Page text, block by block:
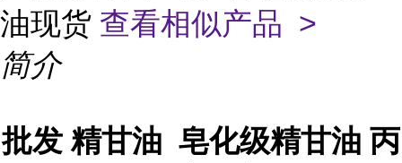
油现货 查看相似产品 >
简介
批发 精甘油 皂化级精甘油 丙